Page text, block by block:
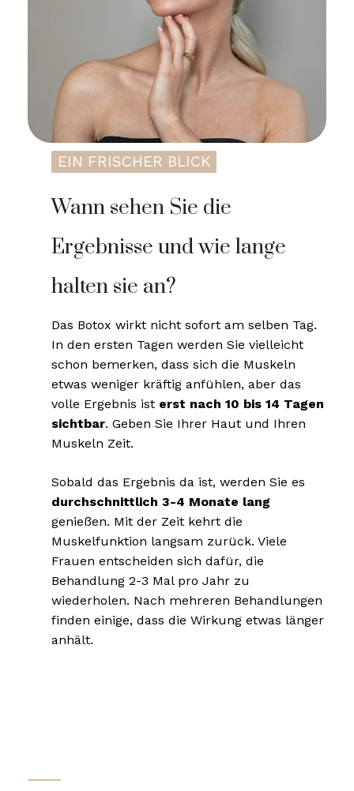
EIN FRISCHER BLICK
Wann sehen Sie die
Ergebnisse und wie lange
halten sie an?
Das Botox wirkt nicht sofort am selben Tag.
In den ersten Tagen werden Sie vielleicht
schon bemerken, dass sich die Muskeln
etwas weniger kräftig anfühlen, aber das
volle Ergebnis ist erst nach 10 bis 14 Tagen
sichtbar. Geben Sie Ihrer Haut und Ihren
Muskeln Zeit.
Sobald das Ergebnis da ist, werden Sie es
durchschnittlich 3-4 Monate lang
genießen. Mit der Zeit kehrt die
Muskelfunktion langsam zurück. Viele
Frauen entscheiden sich dafür, die
Behandlung 2-3 Mal pro Jahr zu
wiederholen. Nach mehreren Behandlungen
finden einige, dass die Wirkung etwas länger
anhält.